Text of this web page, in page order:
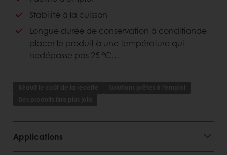
Avantages consommateurs
un bon goût
Stabilité à la cuisson
Longue durée de conservation à conditionde
placer le produit à une température qui
nedépasse pas 25 °C…
Réduit le coût de la recette
Solutions prêtes à l'emploi
Des produits finis plus jolis
Applications